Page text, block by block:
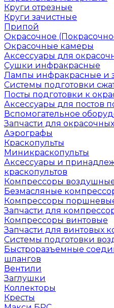
Круги отрезные
Круги зачистные
Припой
Окрасочное
Окрасочные камеры
Аксессуары для
Сушки инфракрасные
Лампы инфракрасные и
Системы подготовки
Посты подготовки к
Аксессуары для постов
Вспомогательное
Запчасти для
Аэрографы
Краскопульты
Миникраскопульты
Аксессуары и
краскопультов
Компрессоры
Безмасляные
Компрессоры
Запчасти для
Компрессоры винтовые
Запчасти для винтовых
Системы подготовки
Быстроразъемные
шлангов
Вентили
Заглушки
Коллекторы
Кресты